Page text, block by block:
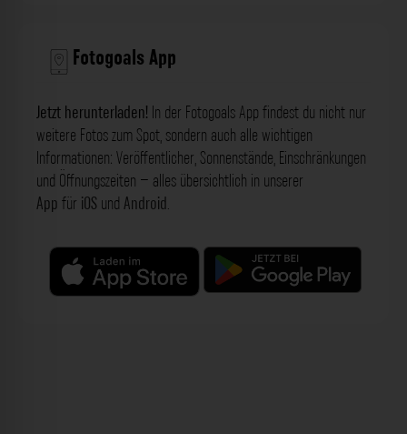
Fotogoals App
Jetzt herunterladen! In der Fotogoals App findest du nicht nur
weitere Fotos zum Spot, sondern auch alle wichtigen
Informationen: Veröffentlicher, Sonnenstände, Einschränkungen
und Öffnungszeiten – alles übersichtlich in unserer
App für iOS und Android.